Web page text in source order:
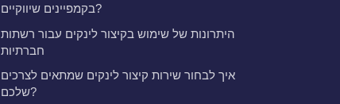
בקמפיינים שיווקיים?
היתרונות של שימוש בקיצור לינקים עבור רשתות
חברתיות
איך לבחור שירות קיצור לינקים שמתאים לצרכים
שלכם?